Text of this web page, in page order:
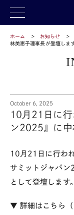
ホーム お知らせ
林美恵子理事長が登壇します
October 6, 2025
10月21日に行
ン2025』に中
10月21日に行わ
サミットジャパン
として登壇します。
▼ 詳細はこちら（